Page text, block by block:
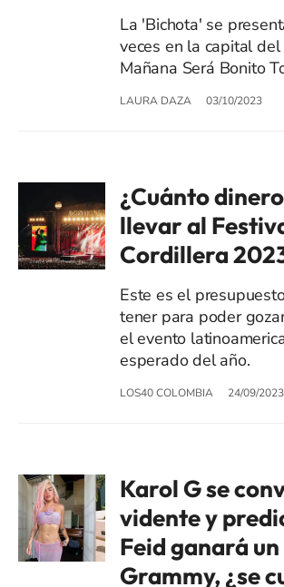
La 'Bichota' se
veces en la capital
Mañana Será Bonito
LAURA DAZA 03/10/2023
¿Cuánto
llevar al
Cordillera
Este es el
tener para poder
el evento
esperado del año.
LOS40 COLOMBIA 24/09/2023
Karol G se
vidente y
Feid ganará
Grammy, ¿se